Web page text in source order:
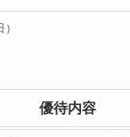
優待内容